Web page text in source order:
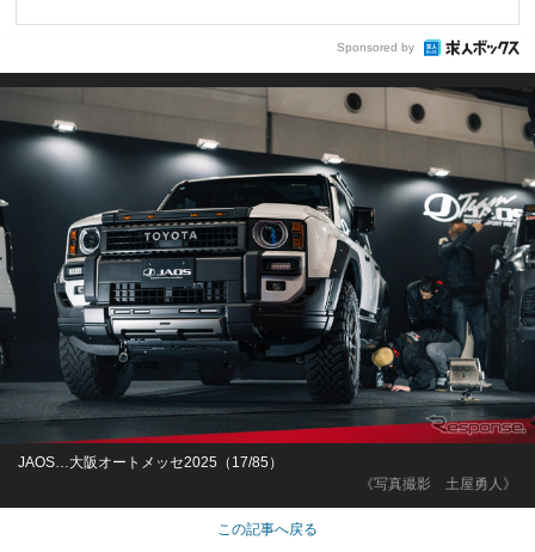
Sponsored by
《写真撮影 土屋勇人》
JAOS…大阪オートメッセ2025（17/85）
この記事へ戻る